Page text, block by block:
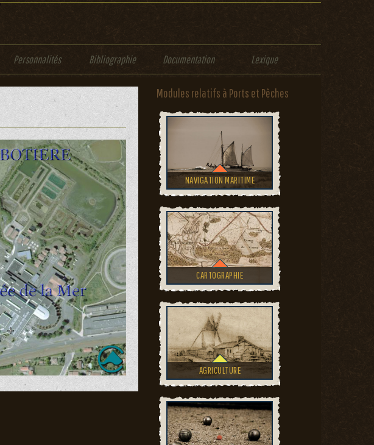
Personnalités Bibliographie Documentation Lexique
Modules relatifs à Ports et Pêches
NAVIGATION MARITIME
CARTOGRAPHIE
AGRICULTURE